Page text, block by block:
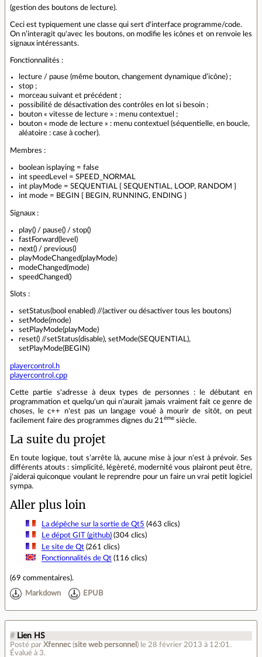
(gestion des boutons de lecture).
Ceci est typiquement une classe qui sert d'interface programme/code.
On n’interagit qu'avec les boutons, on modifie les icônes et on renvoie les
signaux intéressants.
Fonctionnalités :
lecture / pause (même bouton, changement dynamique d’icône) ;
stop ;
morceau suivant et précédent ;
possibilité de désactivation des contrôles en lot si besoin ;
bouton « vitesse de lecture » : menu contextuel ;
bouton « mode de lecture » : menu contextuel (séquentielle, en boucle,
aléatoire : case à cocher).
Membres :
boolean isplaying = false
int speedLevel = SPEED_NORMAL
int playMode = SEQUENTIAL { SEQUENTIAL, LOOP, RANDOM }
int mode = BEGIN { BEGIN, RUNNING, ENDING }
Signaux :
play() / pause() / stop()
fastForward(level)
next() / previous()
playModeChanged(playMode)
modeChanged(mode)
speedChanged()
Slots :
setStatus(bool enabled) //(activer ou désactiver tous les boutons)
setMode(mode)
setPlayMode(playMode)
reset() //setStatus(disable), setMode(SEQUENTIAL),
setPlayMode(BEGIN)
playercontrol.h
playercontrol.cpp
Cette partie s'adresse à deux types de personnes : le débutant en
programmation et quelqu'un qui n'aurait jamais vraiment fait ce genre de
choses, le c++ n'est pas un langage voué à mourir de sitôt, on peut
facilement faire des programmes dignes du 21 ème siècle.
La suite du projet
En toute logique, tout s’arrête là, aucune mise à jour n'est à prévoir. Ses
différents atouts : simplicité, légèreté, modernité vous plairont peut être,
j'aiderai quiconque voulant le reprendre pour un faire un vrai petit logiciel
sympa.
Aller plus loin
La dépêche sur la sortie de Qt5 (463 clics)
Le dépot GIT (github)(304 clics)
Le site de Qt(261 clics)
Fonctionnalités de Qt(116 clics)
(69 commentaires).
Markdown EPUB
# Lien HS
Posté par Xfennec(site web personnel ) le 28 février 2013 à 12:01 .
Évalué à 3.